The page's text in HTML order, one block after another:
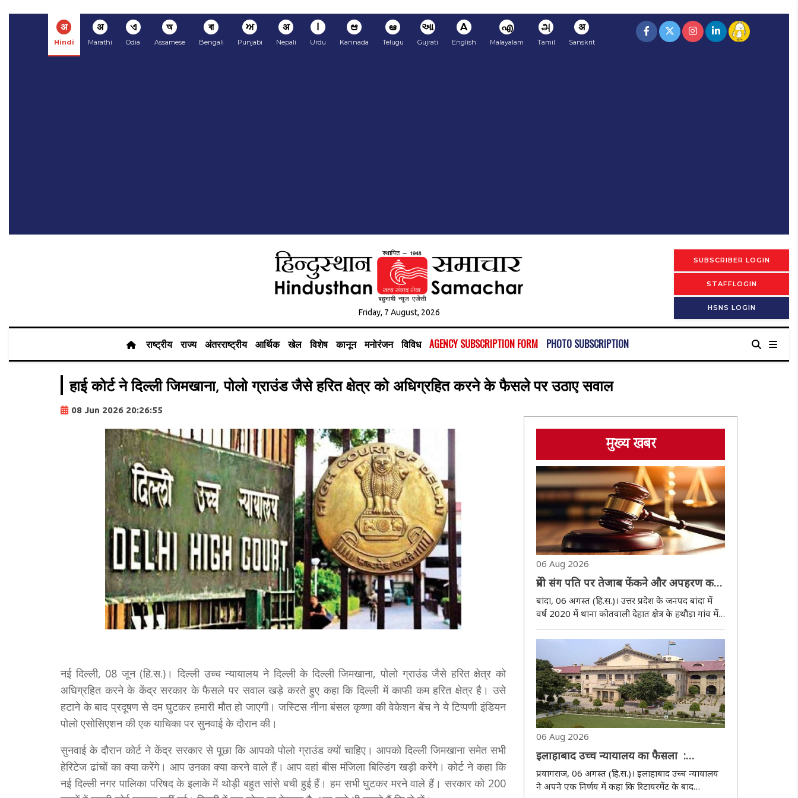
अ
Hindi
अ
Marathi
ଏ
Odia
অ
Assamese
বা
Bengali
ਅ
Punjabi
अ
Nepali
ا
Urdu
ಆ
Kannada
ఆ
Telugu
આ
Gujrati
A
English
എ
Malayalam
அ
Tamil
अ
Sanskrit
Friday, 7 August, 2026
SUBSCRIBER LOGIN
STAFFLOGIN
HSNS LOGIN
राष्ट्रीय राज्य अंतरराष्ट्रीय आर्थिक खेल विशेष कानून मनोरंजन विविध AGENCY SUBSCRIPTION FORM PHOTO SUBSCRIPTION
हाई कोर्ट ने दिल्ली जिमखाना, पोलो ग्राउंड जैसे हरित क्षेत्र को अधिग्रहित करने के फैसले पर उठाए सवाल
08 Jun 2026 20:26:55
नई दिल्ली, 08 जून (हि.स.)। दिल्ली उच्च न्यायालय ने दिल्ली के दिल्ली जिमखाना, पोलो ग्राउंड जैसे हरित क्षेत्र को
अधिग्रहित करने के केंद्र सरकार के फैसले पर सवाल खड़े करते हुए कहा कि दिल्ली में काफी कम हरित क्षेत्र है। उसे
हटाने के बाद प्रदूषण से दम घुटकर हमारी मौत हो जाएगी। जस्टिस नीना बंसल कृष्णा की वेकेशन बेंच ने ये टिप्पणी इंडियन
पोलो एसोसिएशन की एक याचिका पर सुनवाई के दौरान की।
सुनवाई के दौरान कोर्ट ने केंद्र सरकार से पूछा कि आपको पोलो ग्राउंड क्यों चाहिए। आपको दिल्ली जिमखाना समेत सभी
हेरिटेज ढांचों का क्या करेंगे। आप उनका क्या करने वाले हैं। आप वहां बीस मंजिला बिल्डिंग खड़ी करेंगे। कोर्ट ने कहा कि
नई दिल्ली नगर पालिका परिषद के इलाके में थोड़ी बहुत सांसे बची हुई हैं। हम सभी घुटकर मरने वाले हैं। सरकार को 200
मुख्य खबर
06 Aug 2026
प्रेमी संग पति पर तेजाब फेंकने और अपहरण करने
वाली पत्नी समेत दो दोषियों को सात-सात साल
की सजा
बांदा, 06 अगस्त (हि.स.)। उत्तर प्रदेश के जनपद बांदा में
वर्ष 2020 में थाना कोतवाली देहात क्षेत्र के हथौड़ा गांव में
पत्नी द्वारा अपने प्रेमी के साथ मिलकर पति पर तेजाब
डालने, मारपीट और अपहरण करने के बहुचर्चित मामले में
न्यायालय ने गुरुवार को दोनों..
06 Aug 2026
इलाहाबाद उच्च न्यायालय का फैसला :
रिटायरमेंट के बाद एकेडमिक सेशन के अंत तक
नौकरी जारी रखने का हक रिसर्च ड्यूटी पर तैनात
प्रयागराज, 06 अगस्त (हि.स.)। इलाहाबाद उच्च न्यायालय
ने अपने एक निर्णय में कहा कि रिटायरमेंट के बाद